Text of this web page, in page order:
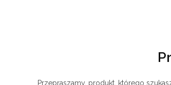
Przepraszamy, produkt, którego